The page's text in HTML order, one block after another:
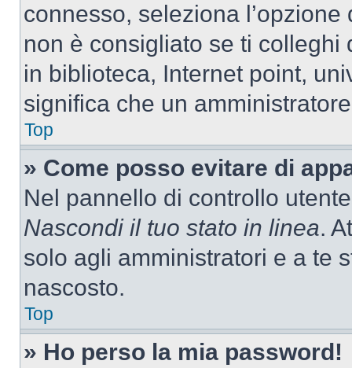
connesso, seleziona
non è consigliato se ti
in biblioteca, Internet point,
significa che un
Top
» Come posso evitare di
Nel pannello di controllo
Nascondi il tuo stato in linea.
solo agli amministratori e a te
nascosto.
Top
» Ho perso la mia password!